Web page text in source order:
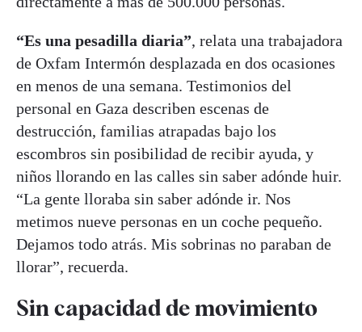
“Es una pesadilla diaria”, relata una trabajadora
de Oxfam Intermón desplazada en dos ocasiones
en menos de una semana. Testimonios del
personal en Gaza describen escenas de
destrucción, familias atrapadas bajo los
escombros sin posibilidad de recibir ayuda, y
niños llorando en las calles sin saber adónde huir.
“La gente lloraba sin saber adónde ir. Nos
metimos nueve personas en un coche pequeño.
Dejamos todo atrás. Mis sobrinas no paraban de
llorar”, recuerda.
Sin capacidad de movimiento